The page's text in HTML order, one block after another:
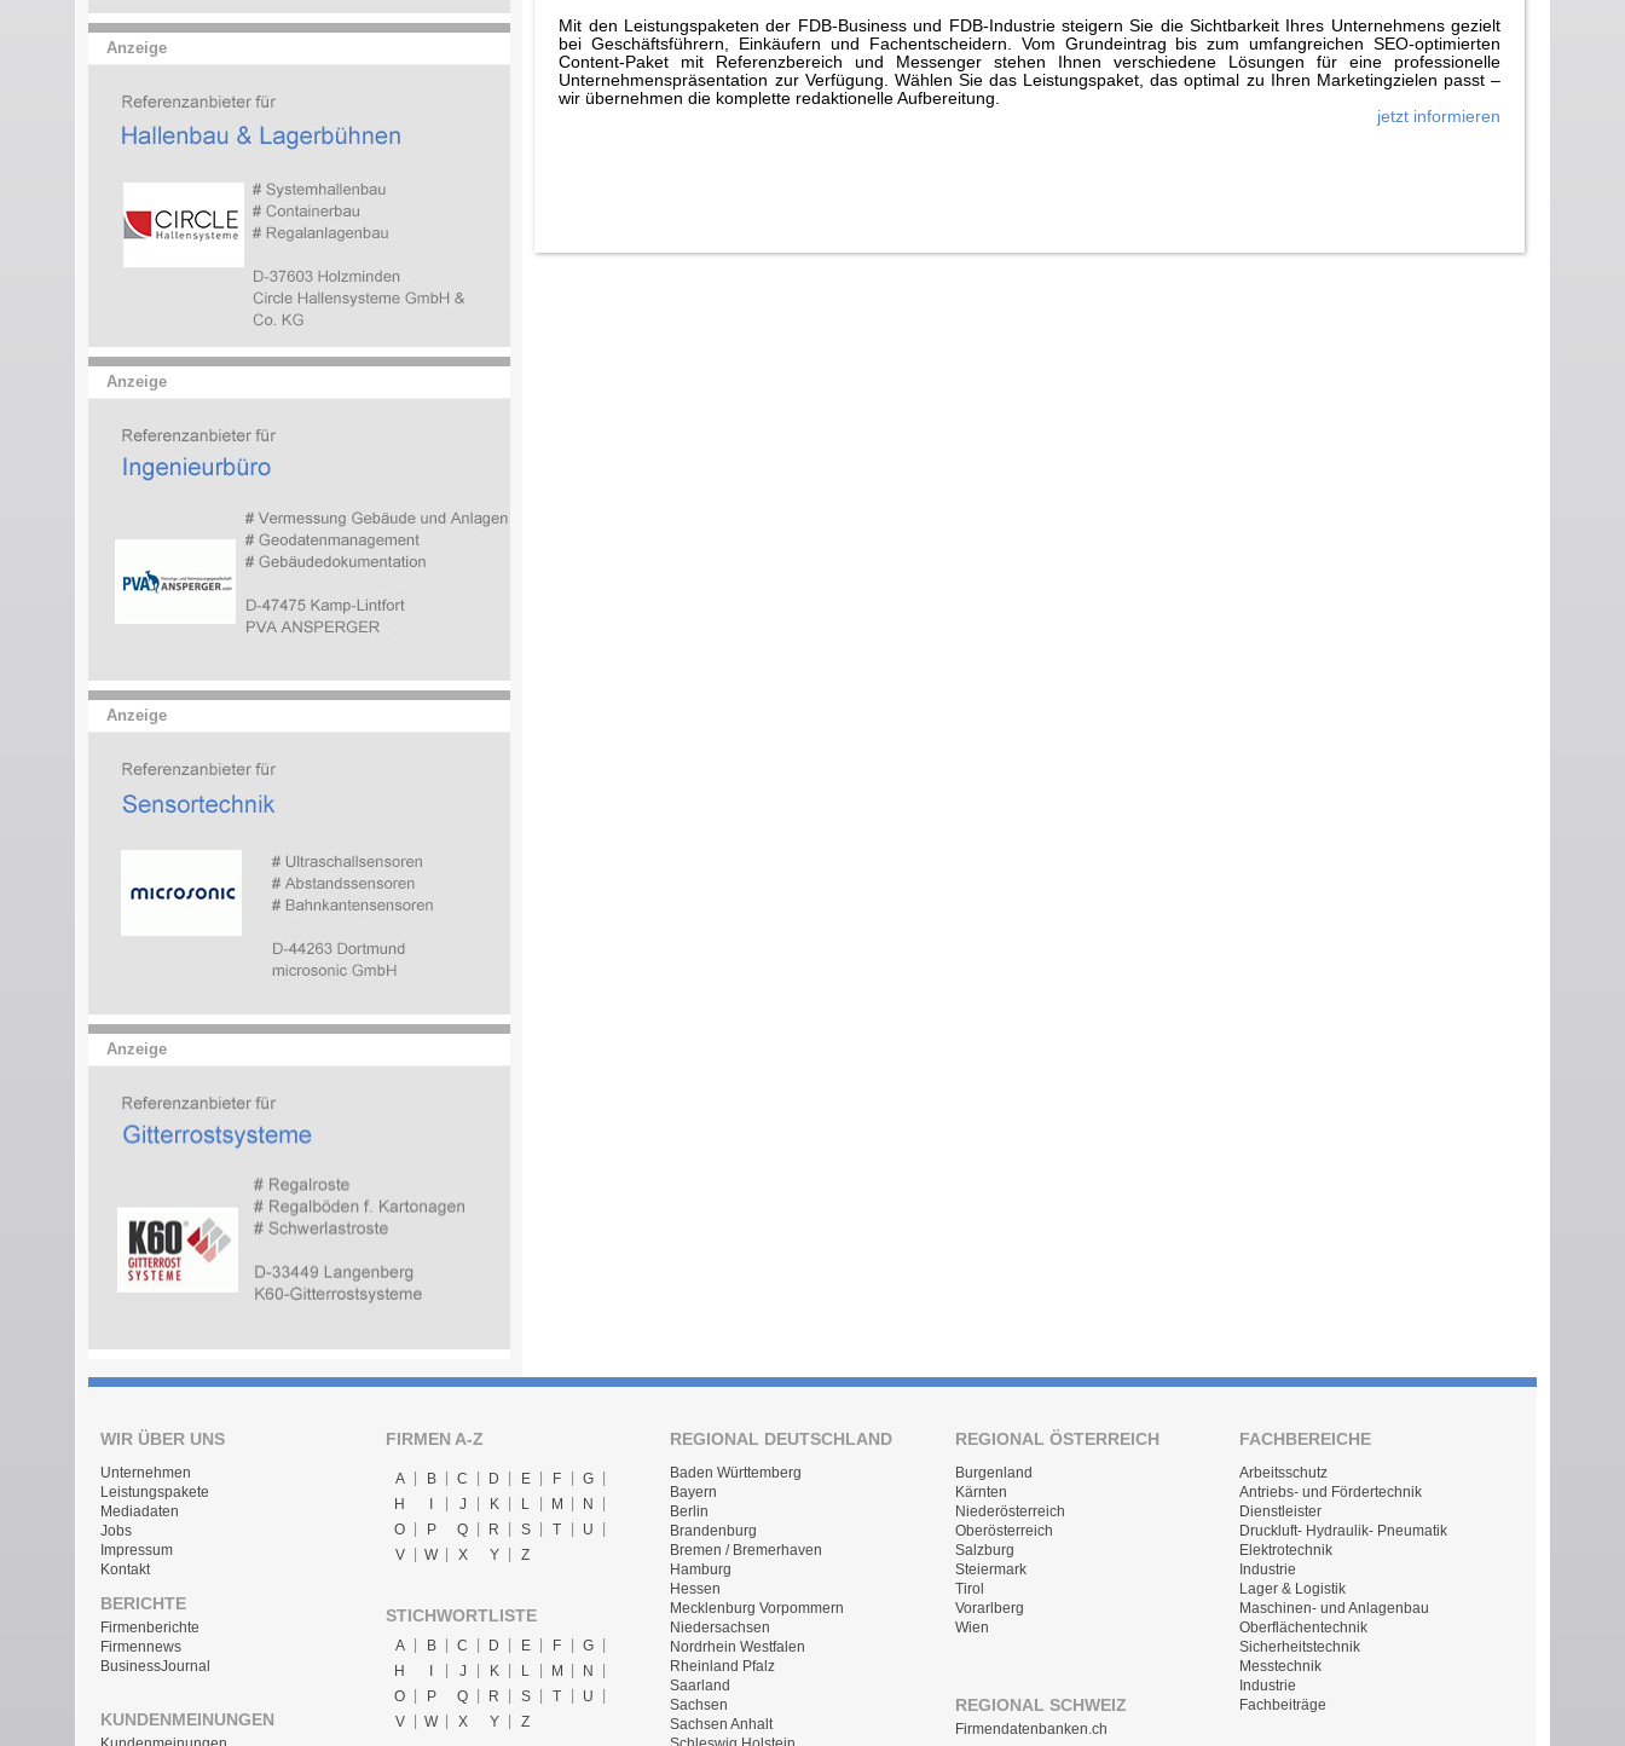
Anzeige
Anzeige
Anzeige
Anzeige
Mit den Leistungspaketen der FDB-Business und FDB-Industrie steigern Sie die Sichtbarkeit Ihres Unternehmens gezielt
bei Geschäftsführern, Einkäufern und Fachentscheidern. Vom Grundeintrag bis zum umfangreichen SEO-optimierten
Content-Paket mit Referenzbereich und Messenger stehen Ihnen verschiedene Lösungen für eine professionelle
Unternehmenspräsentation zur Verfügung. Wählen Sie das Leistungspaket, das optimal zu Ihren Marketingzielen passt –
wir übernehmen die komplette redaktionelle Aufbereitung.
jetzt informieren
WIR ÜBER UNS
Unternehmen
Leistungspakete
Mediadaten
Jobs
Impressum
Kontakt
BERICHTE
Firmenberichte
Firmennews
BusinessJournal
KUNDENMEINUNGEN
FIRMEN A-Z
A B C D E F
G
H
I J K L M
N
O
P Q R S T
U
V
W X Y Z
STICHWORTLISTE
A B C D E F
G
H
J K L M
N
O
P Q R S T
U
V
W X Y Z
REGIONAL DEUTSCHLAND
Baden Württemberg
Bayern
Berlin
Brandenburg
Bremen / Bremerhaven
Hamburg
Hessen
Mecklenburg Vorpommern
Niedersachsen
Nordrhein Westfalen
Rheinland Pfalz
Saarland
Sachsen
Sachsen Anhalt
REGIONAL ÖSTERREICH
Burgenland
Kärnten
Niederösterreich
Oberösterreich
Salzburg
Steiermark
Tirol
Vorarlberg
Wien
REGIONAL SCHWEIZ
Firmendatenbanken.ch
FACHBEREICHE
Arbeitsschutz
Antriebs- und Fördertechnik
Dienstleister
Druckluft- Hydraulik- Pneumatik
Elektrotechnik
Industrie
Lager & Logistik
Maschinen- und Anlagenbau
Oberflächentechnik
Sicherheitstechnik
Messtechnik
Industrie
Fachbeiträge